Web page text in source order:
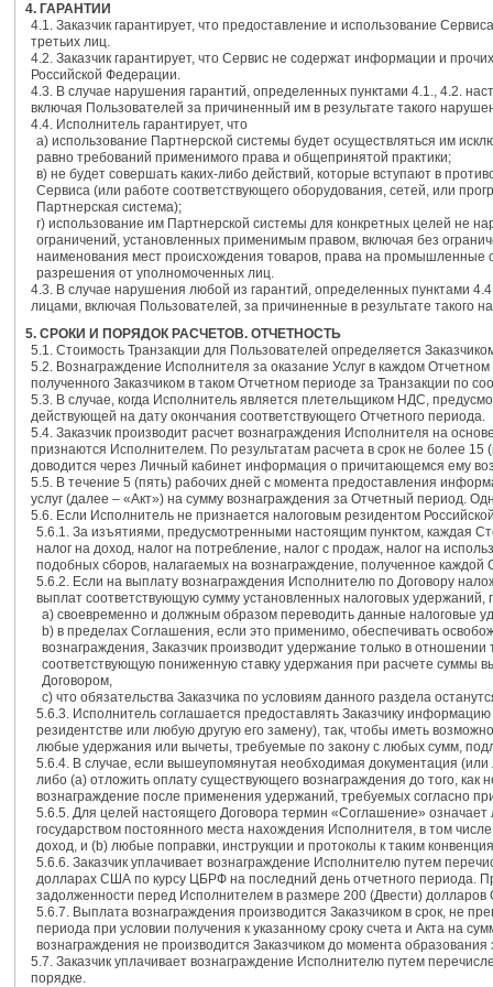
4. ГАРАНТИИ
4.1. Заказчик гарантирует, что предоставление и использование
третьих лиц.
4.2. Заказчик гарантирует, что Сервис не содержат информации и
Российской Федерации.
4.3. В случае нарушения гарантий, определенных пунктами 4.1., 4.2.
включая Пользователей за причиненный им в результате такого
4.4. Исполнитель гарантирует, что
a) использование Партнерской системы будет осуществляться им
равно требований применимого права и общепринятой практики;
в) не будет совершать каких-либо действий, которые вступают в
Сервиса (или работе соответствующего оборудования, сетей, или
Партнерская система);
г) использование им Партнерской системы для конкретных целей не
ограничений, установленных применимым правом, включая без
наименования мест происхождения товаров, права на
разрешения от уполномоченных лиц.
4.3. В случае нарушения любой из гарантий, определенных пунктами
лицами, включая Пользователей, за причиненные в результате такого
5. СРОКИ И ПОРЯДОК РАСЧЕТОВ. ОТЧЕТНОСТЬ
5.1. Стоимость Транзакции для Пользователей определяется
5.2. Вознаграждение Исполнителя за оказание Услуг в каждом
полученного Заказчиком в таком Отчетном периоде за Транзакции по
5.3. В случае, когда Исполнитель является плетельщиком НДС,
действующей на дату окончания соответствующего Отчетного периода.
5.4. Заказчик производит расчет вознаграждения Исполнителя на
признаются Исполнителем. По результатам расчета в срок не более
доводится через Личный кабинет информация о причитающемся ему
5.5. В течение 5 (пять) рабочих дней с момента предоставления
услуг (далее – «Акт») на сумму вознаграждения за Отчетный период.
5.6. Если Исполнитель не признается налоговым резидентом
5.6.1. За изъятиями, предусмотренными настоящим пунктом, каждая
налог на доход, налог на потребление, налог с продаж, налог на
подобных сборов, налагаемых на вознаграждение, полученное каждой
5.6.2. Если на выплату вознаграждения Исполнителю по Договору
выплат соответствующую сумму установленных налоговых удержаний,
а) своевременно и должным образом переводить данные налоговые
b) в пределах Соглашения, если это применимо, обеспечивать
вознаграждения, Заказчик производит удержание только в
соответствующую пониженную ставку удержания при расчете суммы
Договором,
c) что обязательства Заказчика по условиям данного раздела
5.6.3. Исполнитель соглашается предоставлять Заказчику
резидентстве или любую другую его замену), так, чтобы иметь
любые удержания или вычеты, требуемые по закону с любых сумм,
5.6.4. В случае, если вышеупомянутая необходимая документация
либо (а) отложить оплату существующего вознаграждения до того,
вознаграждение после применения удержаний, требуемых согласно
5.6.5. Для целей настоящего Договора термин «Соглашение»
государством постоянного места нахождения Исполнителя, в том
доход, и (b) любые поправки, инструкции и протоколы к таким
5.6.6. Заказчик уплачивает вознаграждение Исполнителю путем
долларах США по курсу ЦБРФ на последний день отчетного периода.
задолженности перед Исполнителем в размере 200 (Двести)
5.6.7. Выплата вознаграждения производится Заказчиком в срок, не
периода при условии получения к указанному сроку счета и Акта на
вознаграждения не производится Заказчиком до момента
5.7. Заказчик уплачивает вознаграждение Исполнителю путем
порядке.